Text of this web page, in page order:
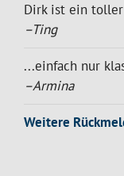
Dirk ist ein
–Ting
...einfach nur
–Armina
Weitere